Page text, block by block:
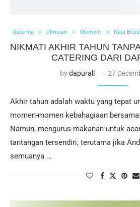
Catering Dimsum Moment Nasi
NIKMATI AKHIR TAHUN
CATERING DARI
bydapurall 27
Akhir tahun adalah waktu yang tepat
momen-momen kebahagiaan
Namun, mengurus makanan untuk
tantangan tersendiri, terutama jika
semuanya …